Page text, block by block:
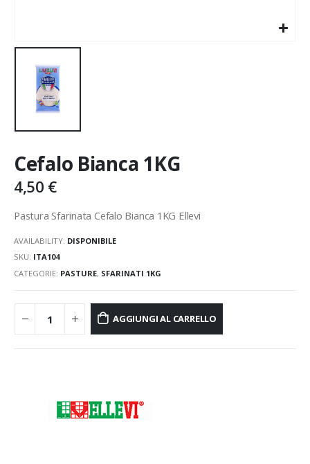
Cefalo Bianca 1KG
4,50 €
Pastura Sfarinata Cefalo Bianca 1KG Ellevi
AVAILABILITY: DISPONIBILE
SKU: ITA104
CATEGORIE: PASTURE, SFARINATI 1KG
AGGIUNGI AL CARRELLO